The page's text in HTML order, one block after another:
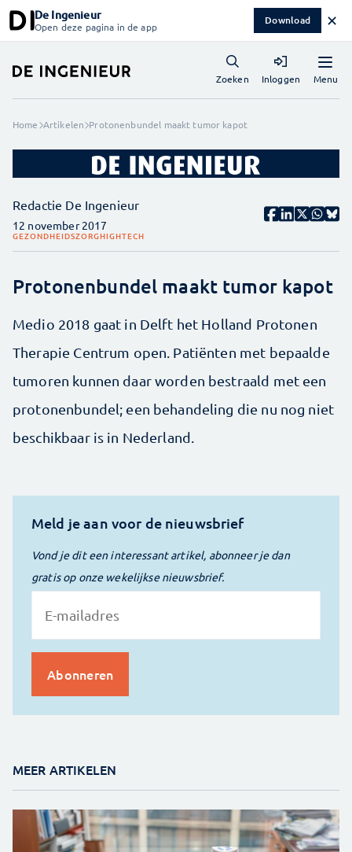
De Ingenieur
Open deze pagina in de app Download ✕
Menu
Zoeken Inloggen
Home Artikelen Protonenbundel maakt tumor kapot
Redactie De Ingenieur
12 november 2017
GEZONDHEIDSZORGHIGHTECH
Protonenbundel maakt tumor kapot
Medio 2018 gaat in Delft het Holland Protonen
Therapie Centrum open. Patiënten met bepaalde
tumoren kunnen daar worden bestraald met een
protonenbundel; een behandeling die nu nog niet
beschikbaar is in Nederland.
Meld je aan voor de nieuwsbrief
Vond je dit een interessant artikel, abonneer je dan
gratis op onze wekelijkse nieuwsbrief.
MEER ARTIKELEN